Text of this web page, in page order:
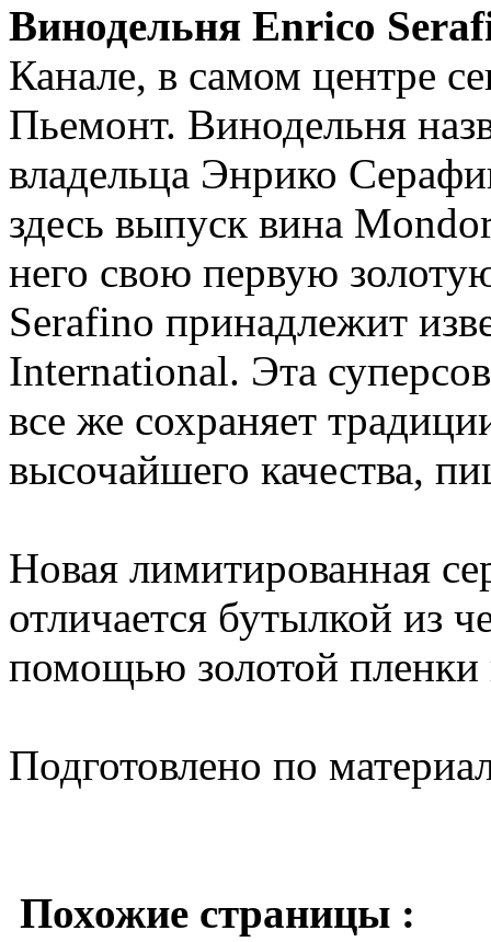
Винодельня Enrico
Канале, в самом центре
Пьемонт. Винодельня
владельца Энрико
здесь выпуск вина
него свою первую
Serafino принадлежит
International. Эта
все же сохраняет
высочайшего качества,
Новая лимитированная
отличается бутылкой из
помощью золотой пленки
Подготовлено по
Похожие страницы :